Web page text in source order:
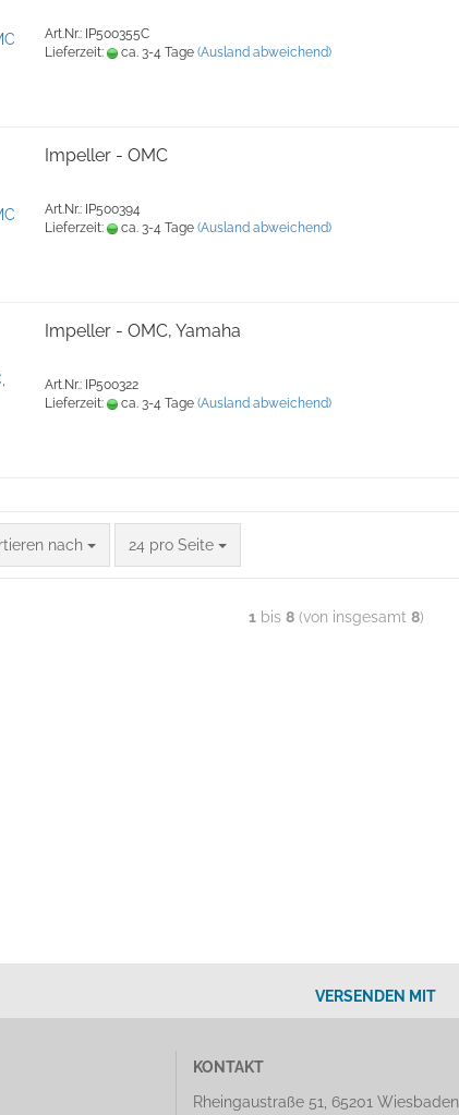
Art.Nr.: IP500355C
Lieferzeit:
ca. 3-4 Tage (Ausland abweichend)
Impeller - OMC
Art.Nr.: IP500394
Lieferzeit:
ca. 3-4 Tage (Ausland abweichend)
Impeller - OMC, Yamaha
Art.Nr.: IP500322
Lieferzeit:
ca. 3-4 Tage (Ausland abweichend)
nach 24 pro Seite
1bis 8(von insgesamt 8)
VERSENDEN MIT
KONTAKT
Rheingaustraße 51, 65201 Wiesbaden